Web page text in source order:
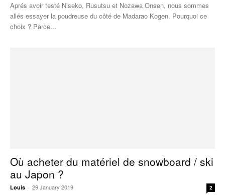
Aprés avoir testé Niseko, Rusutsu et Nozawa Onsen, nous sommes
allés essayer la poudreuse du côté de Madarao Kogen. Pourquoi ce
choix ? Parce...
Où acheter du matériel de snowboard / ski
au Japon ?
Louis - 29 January 2019 2